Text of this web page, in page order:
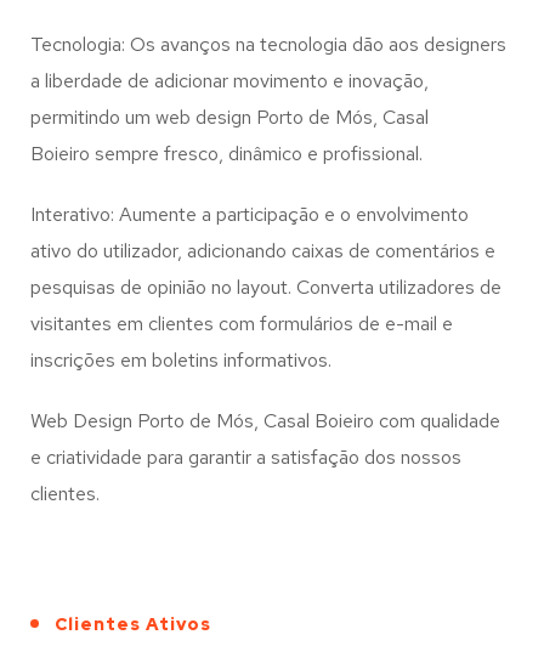
Tecnologia: Os avanços na tecnologia dão aos designers
a liberdade de adicionar movimento e inovação,
permitindo um web design Porto de Mós, Casal
Boieiro sempre fresco, dinâmico e profissional.
Interativo: Aumente a participação e o envolvimento
ativo do utilizador, adicionando caixas de comentários e
pesquisas de opinião no layout. Converta utilizadores de
visitantes em clientes com formulários de e-mail e
inscrições em boletins informativos.
Web Design Porto de Mós, Casal Boieiro com qualidade
e criatividade para garantir a satisfação dos nossos
clientes.
Clientes Ativos